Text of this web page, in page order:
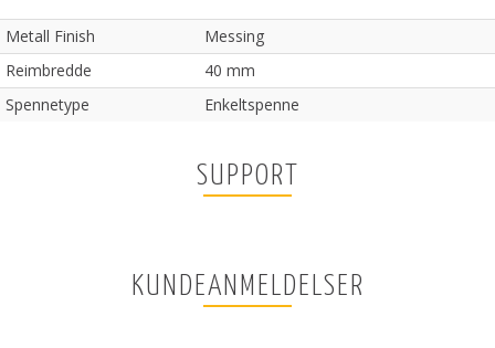
Metall Finish
Messing
Reimbredde
40 mm
Spennetype
Enkeltspenne
SUPPORT
KUNDEANMELDELSER